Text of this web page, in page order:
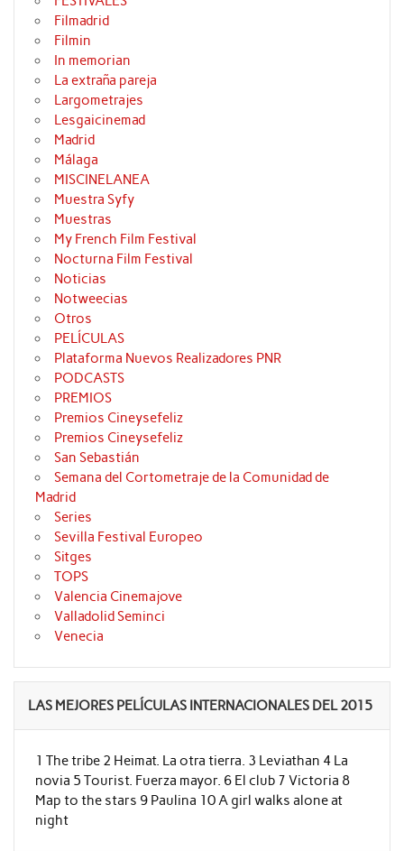
Filmadrid
Filmin
In memorian
La extraña pareja
Largometrajes
Lesgaicinemad
Madrid
Málaga
MISCINELANEA
Muestra Syfy
Muestras
My French Film Festival
Nocturna Film Festival
Noticias
Notweecias
Otros
PELÍCULAS
Plataforma Nuevos Realizadores PNR
PODCASTS
PREMIOS
Premios Cineysefeliz
Premios Cineysefeliz
San Sebastián
Semana del Cortometraje de la Comunidad de
Madrid
Series
Sevilla Festival Europeo
Sitges
TOPS
Valencia Cinemajove
Valladolid Seminci
Venecia
LAS MEJORES PELÍCULAS INTERNACIONALES DEL 2015
1 The tribe 2 Heimat. La otra tierra. 3 Leviathan 4 La
novia 5 Tourist. Fuerza mayor. 6 El club 7 Victoria 8
Map to the stars 9 Paulina 10 A girl walks alone at
night